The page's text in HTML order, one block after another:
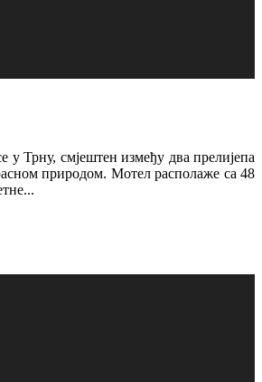
у Трну, смјештен између два прелијепа
природом. Мотел располаже са 48